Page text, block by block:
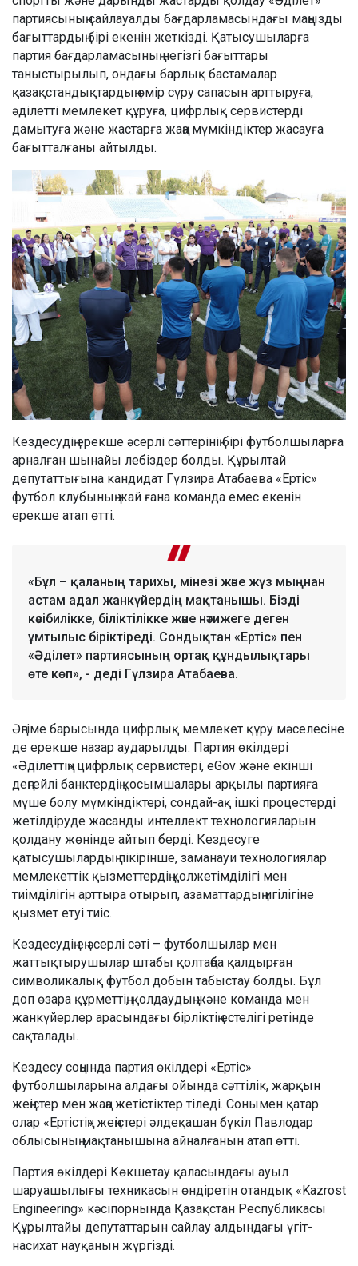
партиясының сайлауалды бағдарламасындағы маңызды
бағыттардың бірі екенін жеткізді. Қатысушыларға
партия бағдарламасының негізгі бағыттары
таныстырылып, ондағы барлық бастамалар
қазақстандықтардың өмір сүру сапасын арттыруға,
әділетті мемлекет құруға, цифрлық сервистерді
дамытуға және жастарға жаңа мүмкіндіктер жасауға
бағытталғаны айтылды.
Кездесудің ерекше әсерлі сәттерінің бірі футболшыларға
арналған шынайы лебіздер болды. Құрылтай
депутаттығына кандидат Гүлзира Атабаева «Ертіс»
футбол клубының жай ғана команда емес екенін
ерекше атап өтті.
«Бұл – қаланың тарихы, мінезі және жүз мыңнан
астам адал жанкүйердің мақтанышы. Бізді
кәсібилікке, біліктілікке және нәтижеге деген
ұмтылыс біріктіреді. Сондықтан «Ертіс» пен
«Әділет» партиясының ортақ құндылықтары
өте көп», - деді Гүлзира Атабаева.
Әңгіме барысында цифрлық мемлекет құру мәселесіне
де ерекше назар аударылды. Партия өкілдері
«Әділеттің» цифрлық сервистері, eGov және екінші
деңгейлі банктердің қосымшалары арқылы партияға
мүше болу мүмкіндіктері, сондай-ақ ішкі процестерді
жетілдіруде жасанды интеллект технологияларын
қолдану жөнінде айтып берді. Кездесуге
қатысушылардың пікірінше, заманауи технологиялар
мемлекеттік қызметтердің қолжетімділігі мен
тиімділігін арттыра отырып, азаматтардың игілігіне
қызмет етуі тиіс.
Кездесудің ең әсерлі сәті – футболшылар мен
жаттықтырушылар штабы қолтаңба қалдырған
символикалық футбол добын табыстау болды. Бұл
доп өзара құрметтің, қолдаудың және команда мен
жанкүйерлер арасындағы бірліктің естелігі ретінде
сақталады.
Кездесу соңында партия өкілдері «Ертіс»
футболшыларына алдағы ойында сәттілік, жарқын
жеңістер мен жаңа жетістіктер тіледі. Сонымен қатар
олар «Ертістің» жеңістері әлдеқашан бүкіл Павлодар
облысының мақтанышына айналғанын атап өтті.
Партия өкілдері Көкшетау қаласындағы ауыл
шаруашылығы техникасын өндіретін отандық «Kazrost
Engineering» кәсіпорнында Қазақстан Республикасы
Құрылтайы депутаттарын сайлау алдындағы үгіт-
насихат науқанын жүргізді.